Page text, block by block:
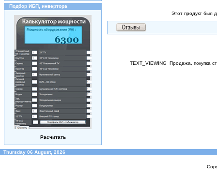
Подбор ИБП, инвертора
Расчитать
Этот продукт был
TEXT_VIEWING Продажа, покупка
Thursday 06 August, 2026